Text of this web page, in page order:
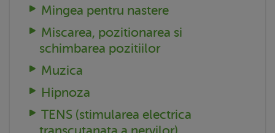
Mingea pentru nastere
Miscarea, pozitionarea si
schimbarea pozitiilor
Muzica
Hipnoza
TENS (stimularea electrica